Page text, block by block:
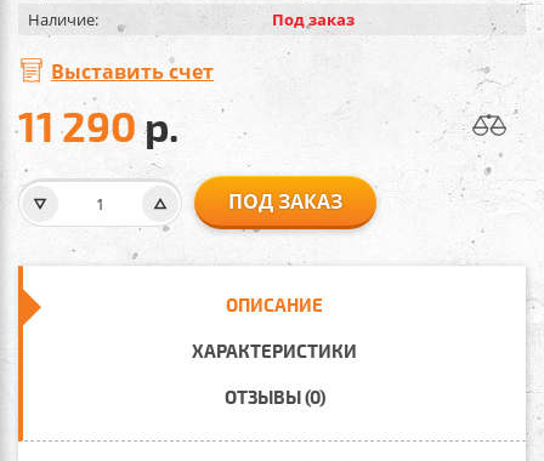
Наличие:
Под заказ
Выставить счет
11 290р.
ПОД ЗАКАЗ
ОПИСАНИЕ
ХАРАКТЕРИСТИКИ
ОТЗЫВЫ (0)